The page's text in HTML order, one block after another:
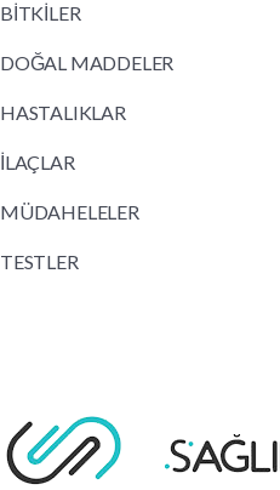
BİTKİLER
DOĞAL MADDELER
HASTALIKLAR
İLAÇLAR
MÜDAHELELER
TESTLER